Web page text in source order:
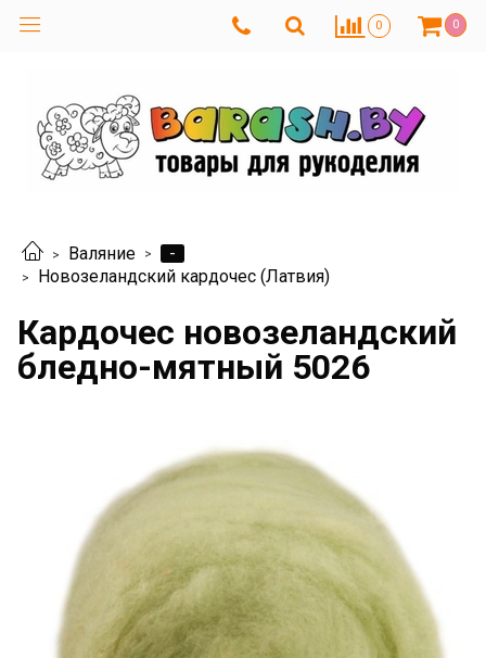
0 0
Валяние
-
Новозеландский кардочес (Латвия)
Кардочес новозеландский
бледно-мятный 5026